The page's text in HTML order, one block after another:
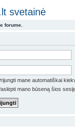
svetainė
forume.
mane automatiškai
mano būseną šios